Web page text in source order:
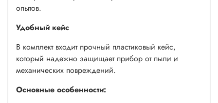
опытов.
Удобный кейс
В комплект входит прочный пластиковый кейс,
который надежно защищает прибор от пыли и
механических повреждений.
Основные особенности: